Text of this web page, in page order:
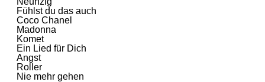
Fühlst du das auch
Coco Chanel
Madonna
Komet
Ein Lied für Dich
Angst
Roller
Nie mehr gehen